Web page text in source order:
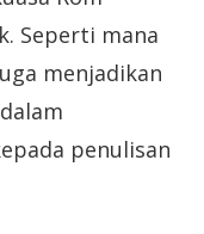
Seperti mana
menjadikan
penulisan